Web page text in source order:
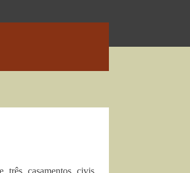
três casamentos civis